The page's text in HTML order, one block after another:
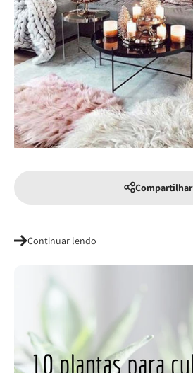
Compartilhar
Continuar lendo